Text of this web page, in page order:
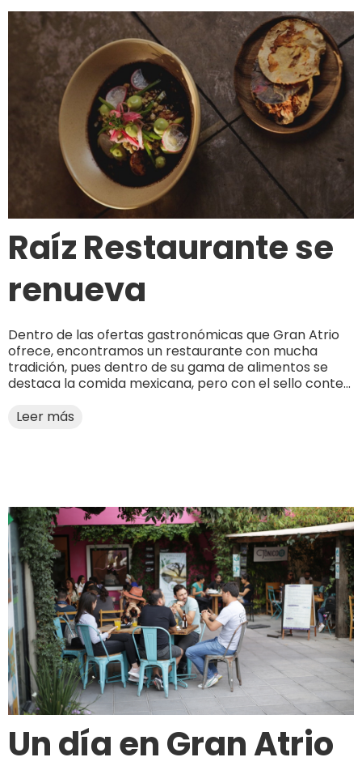
Raíz Restaurante se
renueva
Dentro de las ofertas gastronómicas que Gran Atrio
ofrece, encontramos un restaurante con mucha
tradición, pues dentro de su gama de alimentos se
destaca la comida mexicana, pero con el sello conte...
Leer más
Un día en Gran Atrio